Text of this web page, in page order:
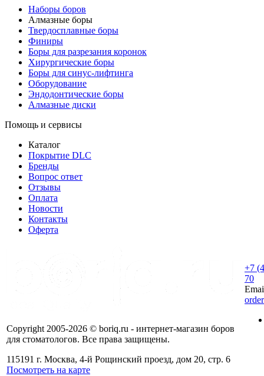
Наборы боров
Алмазные боры
Твердосплавные боры
Финиры
Боры для разрезания коронок
Хирургические боры
Боры для синус-лифтинга
Оборудование
Эндодонтические боры
Алмазные диски
Помощь и сервисы
Каталог
Покрытие DLC
Бренды
Вопрос ответ
Отзывы
Оплата
Новости
Контакты
Оферта
Copyright 2005-2026 © boriq.ru - интернет-магазин боров
для стоматологов. Все права защищены.
115191 г. Москва, 4-й Рощинский проезд, дом 20, стр. 6
Посмотреть на карте
+7
70